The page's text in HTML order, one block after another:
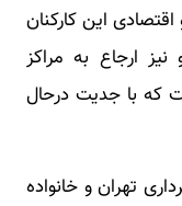
این کارکنان
ارجاع به مراکز
که با جدیت درحال
۱۶۰۰ همکار شهرداری تهران و خانواده